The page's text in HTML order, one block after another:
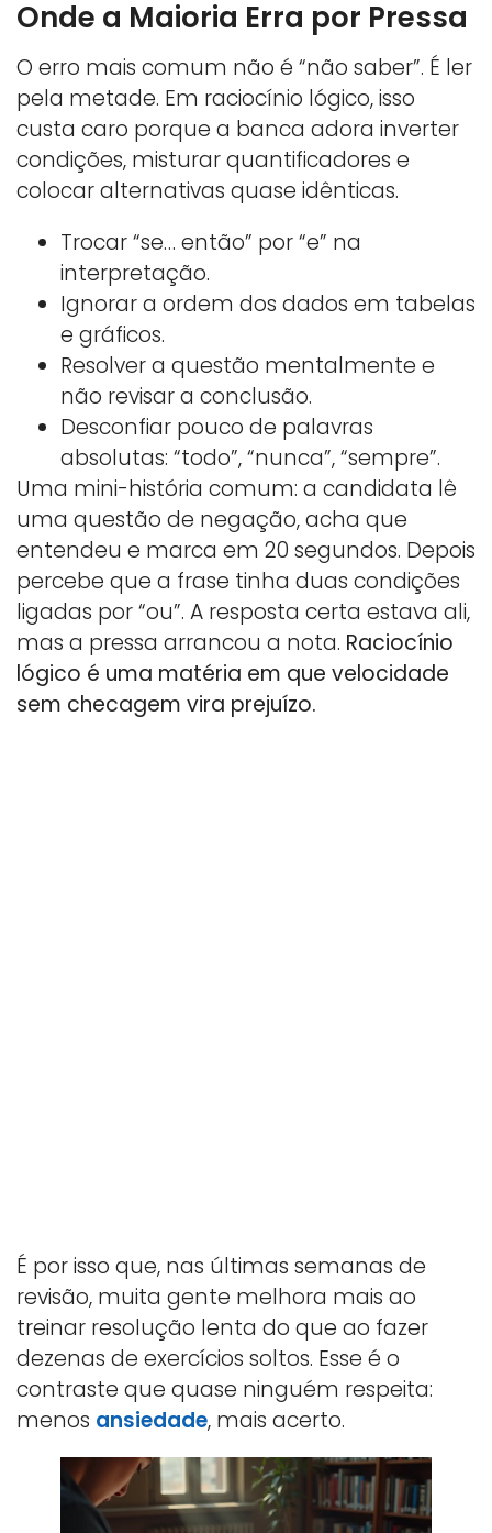
Onde a Maioria Erra por Pressa
O erro mais comum não é “não saber”. É ler
pela metade. Em raciocínio lógico, isso
custa caro porque a banca adora inverter
condições, misturar quantificadores e
colocar alternativas quase idênticas.
Trocar “se… então” por “e” na
interpretação.
Ignorar a ordem dos dados em tabelas
e gráficos.
Resolver a questão mentalmente e
não revisar a conclusão.
Desconfiar pouco de palavras
absolutas: “todo”, “nunca”, “sempre”.
Uma mini-história comum: a candidata lê
uma questão de negação, acha que
entendeu e marca em 20 segundos. Depois
percebe que a frase tinha duas condições
ligadas por “ou”. A resposta certa estava ali,
mas a pressa arrancou a nota. Raciocínio
lógico é uma matéria em que velocidade
sem checagem vira prejuízo.
É por isso que, nas últimas semanas de
revisão, muita gente melhora mais ao
treinar resolução lenta do que ao fazer
dezenas de exercícios soltos. Esse é o
contraste que quase ninguém respeita:
menos ansiedade, mais acerto.